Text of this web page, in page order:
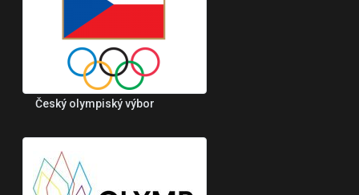
Český olympiský výbor